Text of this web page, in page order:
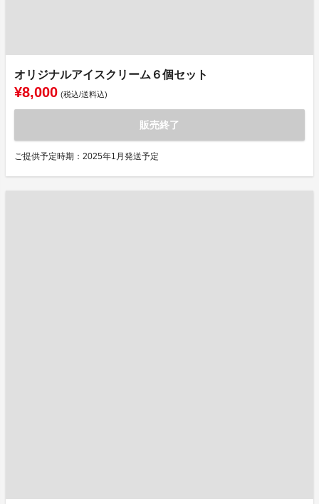
オリジナルアイスクリーム６個セット
¥8,000 (税込/送料込)
販売終了
ご提供予定時期：2025年1月発送予定